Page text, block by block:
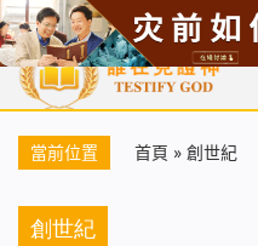
首頁 每日靈糧 天國福音
當前位置 首頁 » 創世紀
創世紀